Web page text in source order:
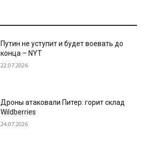
Путин не уступит и будет воевать до
конца – NYT
22.07.2026
Дроны атаковали Питер: горит склад
Wildberries
24.07.2026